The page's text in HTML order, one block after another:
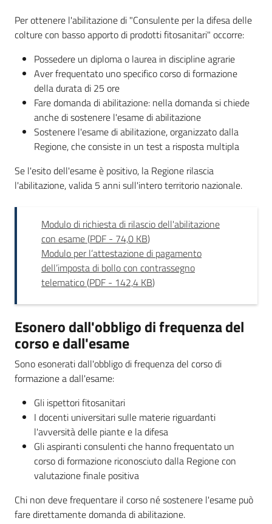
Servizi
Leggi atti bandi
Piani programmi
progetti
Per ottenere l'abilitazione di "Consulente per la difesa delle
colture con basso apporto di prodotti fitosanitari" occorre:
Possedere un diploma o laurea in discipline agrarie
Aver frequentato uno specifico corso di formazione
della durata di 25 ore
Fare domanda di abilitazione: nella domanda si chiede
anche di sostenere l'esame di abilitazione
Sostenere l'esame di abilitazione, organizzato dalla
Regione, che consiste in un test a risposta multipla
Se l'esito dell'esame è positivo, la Regione rilascia
l'abilitazione, valida 5 anni sull'intero territorio nazionale.
Modulo di richiesta di rilascio dell'abilitazione
con esame(PDF - 74,0 KB)
Modulo per l’attestazione di pagamento
dell’imposta di bollo con contrassegno
telematico(PDF - 142,4 KB)
Esonero dall'obbligo di frequenza del
corso e dall'esame
Sono esonerati dall'obbligo di frequenza del corso di
formazione a dall'esame:
Gli ispettori fitosanitari
I docenti universitari sulle materie riguardanti
l'avversità delle piante e la difesa
Gli aspiranti consulenti che hanno frequentato un
corso di formazione riconosciuto dalla Regione con
valutazione finale positiva
Chi non deve frequentare il corso né sostenere l'esame può
fare direttamente domanda di abilitazione.